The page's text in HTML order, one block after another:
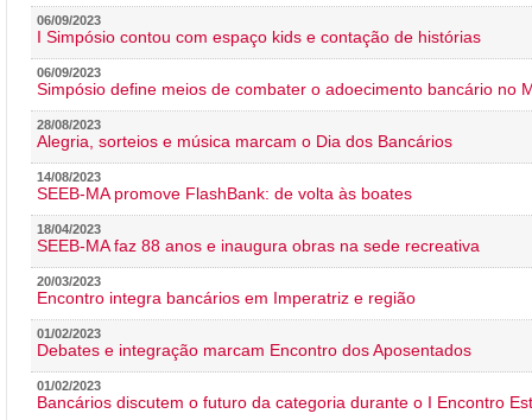
06/09/2023
I Simpósio contou com espaço kids e contação de histórias
06/09/2023
Simpósio define meios de combater o adoecimento bancário no
28/08/2023
Alegria, sorteios e música marcam o Dia dos Bancários
14/08/2023
SEEB-MA promove FlashBank: de volta às boates
18/04/2023
SEEB-MA faz 88 anos e inaugura obras na sede recreativa
20/03/2023
Encontro integra bancários em Imperatriz e região
01/02/2023
Debates e integração marcam Encontro dos Aposentados
01/02/2023
Bancários discutem o futuro da categoria durante o I Encontro